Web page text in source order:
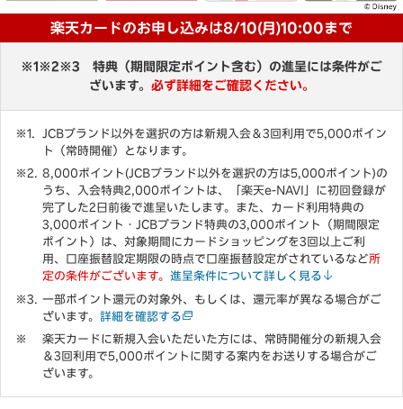
楽天カードのお申し込みは8/10(月)10:00まで
※1※2※3 特典（期間限定ポイント含む）の進呈には条件がご
ざいます。 必ず詳細をご確認ください。
JCBブランド以外を選択の方は新規入会＆3回利用で5,000ポイン
ト（常時開催）となります。
8,000ポイント(JCBブランド以外を選択の方は5,000ポイント)の
うち、入会特典2,000ポイントは、「楽天e-NAVI」に初回登録が
完了した2日前後で進呈いたします。また、カード利用特典の
3,000ポイント・JCBブランド特典の3,000ポイント（期間限定
ポイント）は、対象期間にカードショッピングを3回以上ご利
用、口座振替設定期限の時点で口座振替設定がされているなど所
定の条件がございます。 進呈条件について詳しく見る
一部ポイント還元の対象外、もしくは、還元率が異なる場合がご
ざいます。 詳細を確認する
楽天カードに新規入会いただいた方には、常時開催分の新規入会
＆3回利用で5,000ポイントに関する案内をお送りする場合がご
ざいます。